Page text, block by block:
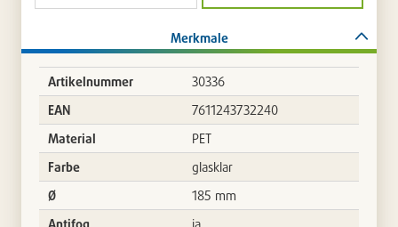
Merkmale
Artikelnummer
30336
EAN
7611243732240
Material
PET
Farbe
glasklar
Ø
185 mm